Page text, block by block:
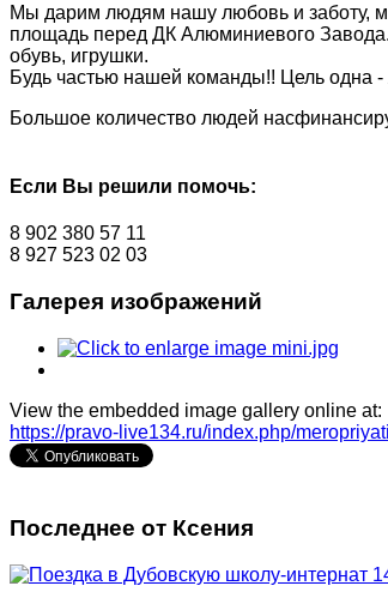
Мы дарим людям нашу любовь и заботу,
площадь перед ДК Алюминиевого
обувь, игрушки.
Будь частью нашей команды!! Цель одна -
Большое количество людей
Если Вы решили помочь:
8 902 380 57 11
8 927 523 02 03
Галерея изображений
View the embedded image gallery online at:
https://pravo-live134.ru/index.php/
Последнее от Ксения